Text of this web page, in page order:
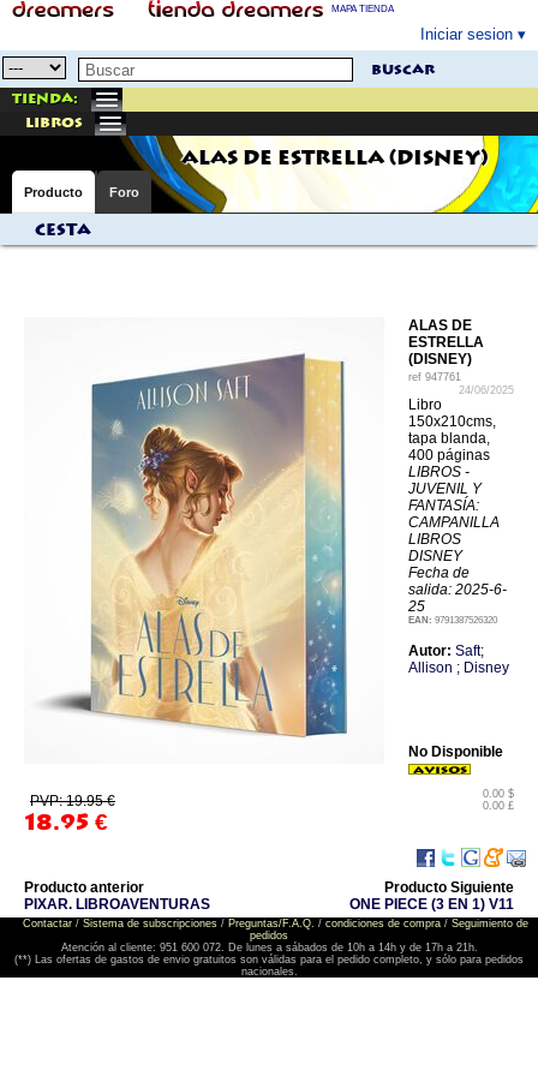
MAPA TIENDA
Iniciar sesion
buscar
Tienda:
libros
ALAS DE ESTRELLA (DISNEY)
Producto Foro
Cesta
ALAS DE
ESTRELLA
(DISNEY)
ref 947761
24/06/2025
Libro
150x210cms,
tapa blanda,
400 páginas
LIBROS -
JUVENIL Y
FANTASÍA:
CAMPANILLA
LIBROS
DISNEY
Fecha de
salida: 2025-6-
25
EAN: 9791387526320
Autor: Saft;
Allison ; Disney
PVP: 19.95 €
18.95 €
0.00 $
0.00 £
No Disponible
Producto anterior
PIXAR. LIBROAVENTURAS
Producto Siguiente
ONE PIECE (3 EN 1) V11
Contactar/ Sistema de subscripciones/ Preguntas/F.A.Q. / condiciones de compra/ Seguimiento de
pedidos
Atención al cliente: 951 600 072. De lunes a sábados de 10h a 14h y de 17h a 21h.
(**) Las ofertas de gastos de envio gratuitos son válidas para el pedido completo, y sólo para pedidos
nacionales.